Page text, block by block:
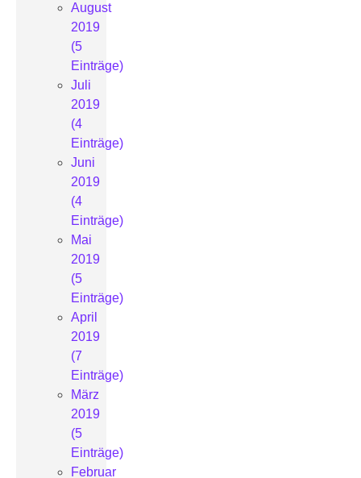
August
2019
(5
Einträge)
Juli
2019
(4
Einträge)
Juni
2019
(4
Einträge)
Mai
2019
(5
Einträge)
April
2019
(7
Einträge)
März
2019
(5
Einträge)
Februar